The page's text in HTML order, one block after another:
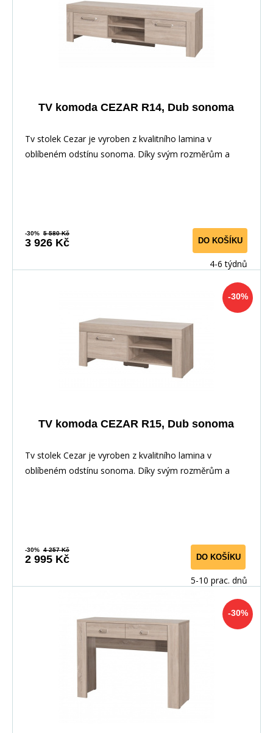
TV komoda CEZAR R14, Dub sonoma
Tv stolek Cezar je vyroben z kvalitního lamina v
oblíbeném odstínu sonoma. Díky svým rozměrům a
-30% 5 580 Kč
3 926 Kč DO KOŠÍKU
4-6 týdnů
-30%
TV komoda CEZAR R15, Dub sonoma
Tv stolek Cezar je vyroben z kvalitního lamina v
oblíbeném odstínu sonoma. Díky svým rozměrům a
-30% 4 257 Kč
2 995 Kč DO KOŠÍKU
5-10 prac. dnů
-30%